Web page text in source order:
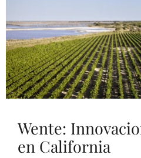
Wente:
en California